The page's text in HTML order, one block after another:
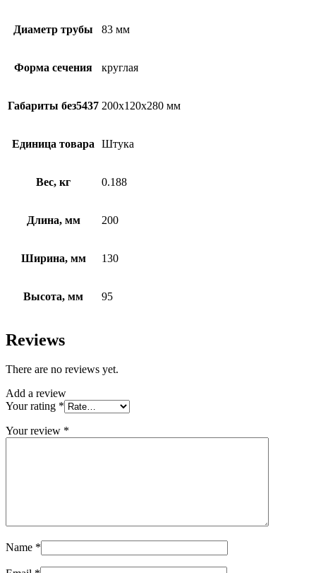
Диаметр трубы 83 мм
Форма сечения круглая
Габариты без5437 200х120х280 мм
Единица товара Штука
Вес, кг 0.188
Длина, мм 200
Ширина, мм 130
Высота, мм 95
Reviews
There are no reviews yet.
Add a review
Your rating *
Your review *
Name *